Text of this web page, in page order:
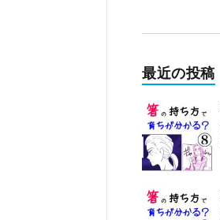
最近の投稿